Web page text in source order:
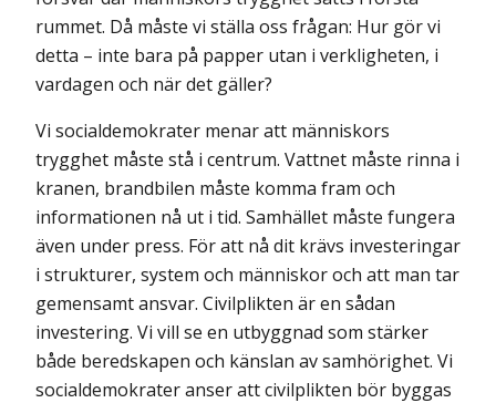
rummet. Då måste vi ställa oss frågan: Hur gör vi
detta – inte bara på papper utan i verkligheten, i
vardagen och när det gäller?
Vi socialdemokrater menar att människors
trygghet måste stå i centrum. Vattnet måste rinna i
kranen, brandbilen måste komma fram och
informationen nå ut i tid. Samhället måste fungera
även under press. För att nå dit krävs investeringar
i strukturer, system och människor och att man tar
gemensamt ansvar. Civilplikten är en sådan
investering. Vi vill se en utbyggnad som stärker
både beredskapen och känslan av samhörighet. Vi
socialdemokrater anser att civilplikten bör byggas